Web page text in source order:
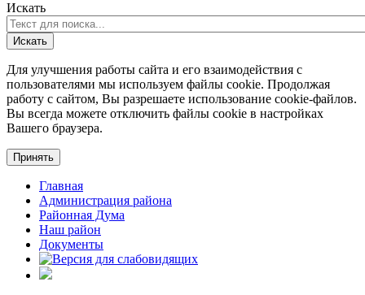
Искать
Искать
Для улучшения работы сайта и его взаимодействия с
пользователями мы используем файлы cookie. Продолжая
работу с сайтом, Вы разрешаете использование cookie-файлов.
Вы всегда можете отключить файлы cookie в настройках
Вашего браузера.
Принять
Главная
Администрация района
Районная Дума
Наш район
Документы